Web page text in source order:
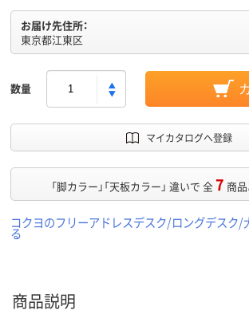
お届け先住所：
東京都江東区
数量
マイカタログへ登録
「脚カラー」「天板カラー」 違いで 全7 商品
コクヨのフリーアドレスデスク/ロングデスク/
る
商品説明